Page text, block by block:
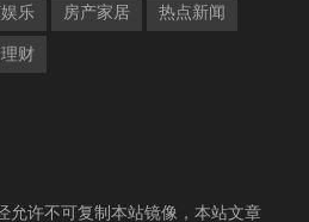
乐 房产家居 热点新闻
财
允许不可复制本站镜像，本站文章